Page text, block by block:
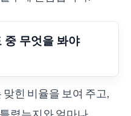
중 무엇을 봐야
힌 비율을 보여 주고,